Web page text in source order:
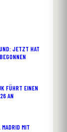
JETZT HAT
FÜHRT EINEN
AN
MIT